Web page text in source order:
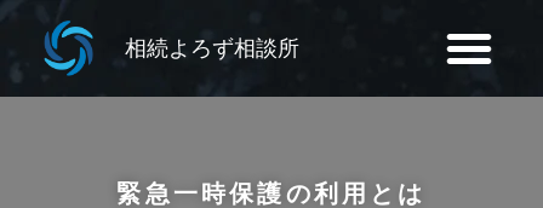
相続よろず相談所
緊急一時保護の利用とは